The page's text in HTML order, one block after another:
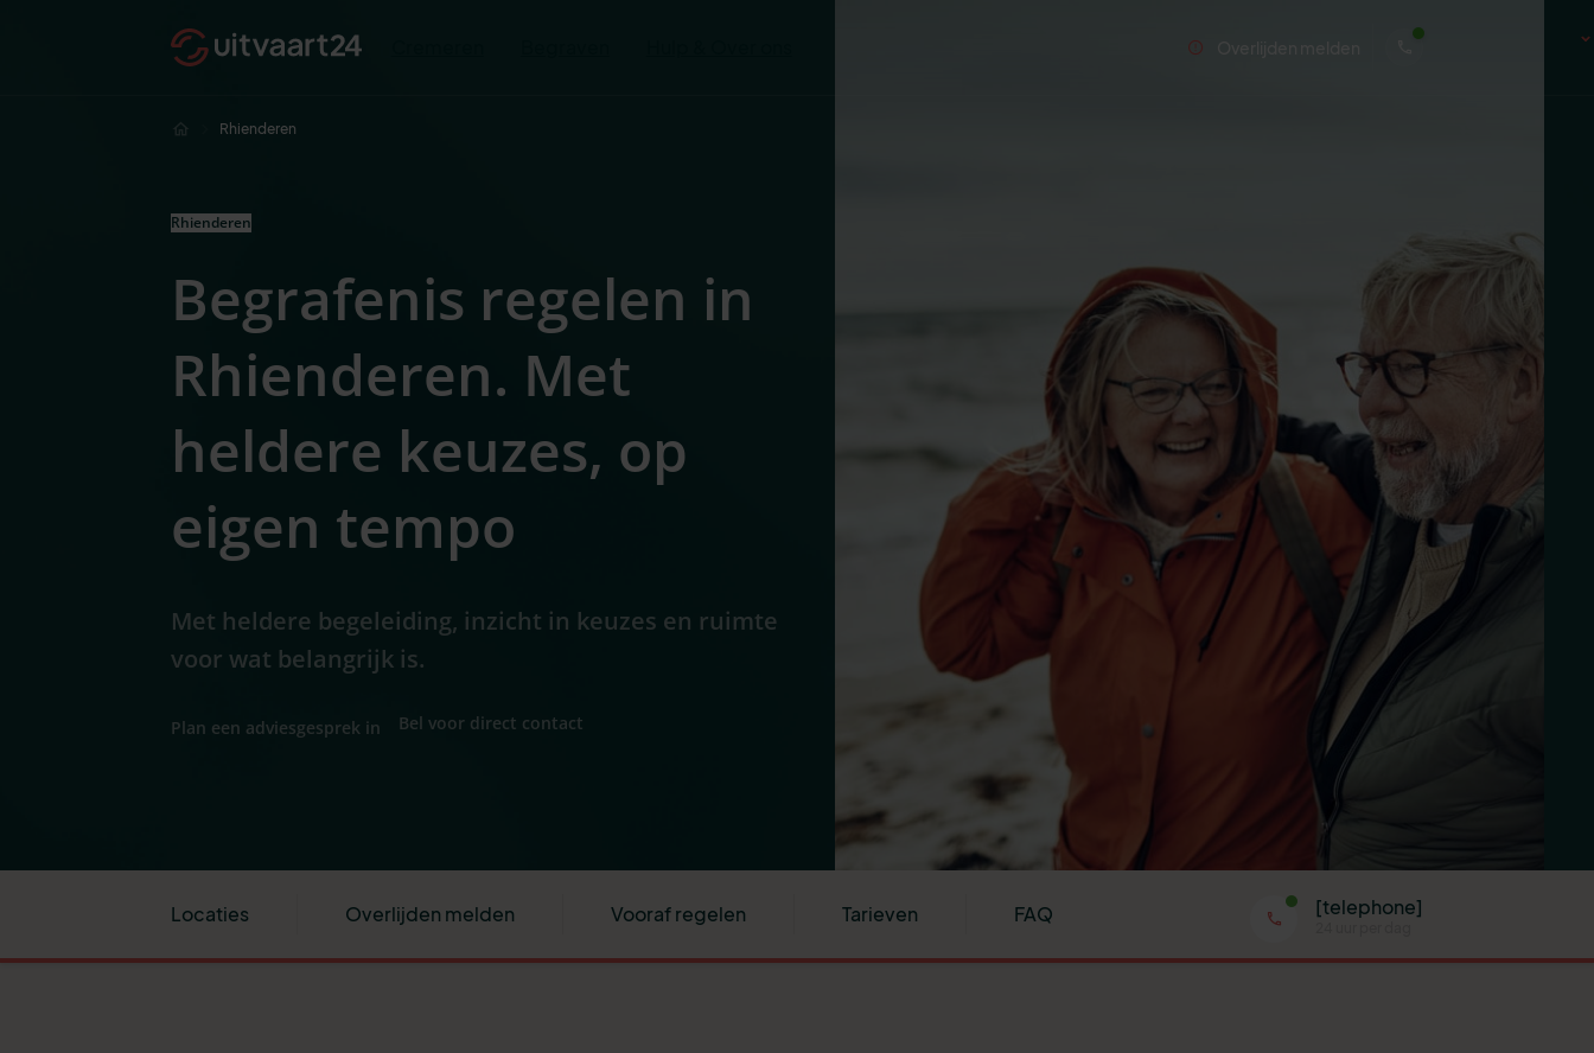
Rhienderen
Rhienderen
Begrafenis regelen in
Rhienderen. Met
heldere keuzes, op
eigen tempo
Met heldere begeleiding, inzicht in keuzes en ruimte
voor wat belangrijk is.
Plan een adviesgesprek in Bel voor direct contact
Locaties Overlijden melden Vooraf regelen Tarieven FAQ [telephone]